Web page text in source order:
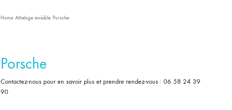
Home Attelage invisible Porsche
Porsche
Contactez-nous pour en savoir plus et prendre rendez-vous : 06 58 24 39
90